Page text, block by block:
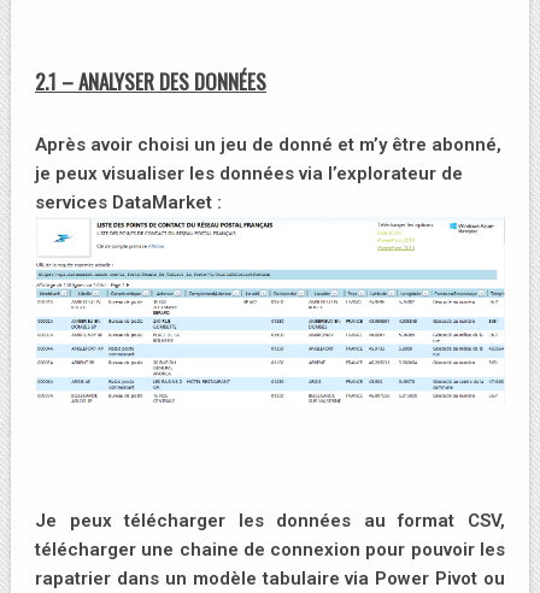
2.1 – ANALYSER DES DONNÉES
Après avoir choisi un jeu de donné et m’y être abonné,
je peux visualiser les données via l’explorateur de
services DataMarket :
Je peux télécharger les données au format CSV,
télécharger une chaine de connexion pour pouvoir les
rapatrier dans un modèle tabulaire via Power Pivot ou